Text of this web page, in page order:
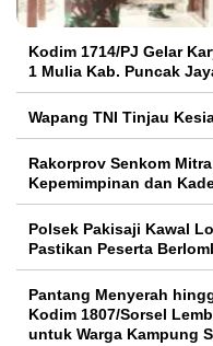
Kodim 1714/PJ Gelar
1 Mulia Kab. Puncak
Wapang TNI Tinjau
Rakorprov Senkom
Kepemimpinan dan
Polsek Pakisaji Kawal
Pastikan Peserta
Pantang Menyerah
Kodim 1807/Sorsel
untuk Warga Kampung